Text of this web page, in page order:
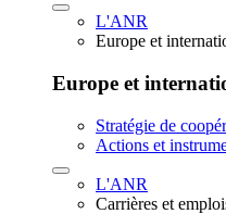
L'ANR
Europe et
Europe et
Stratégie de
Actions et
L'ANR
Carrières et